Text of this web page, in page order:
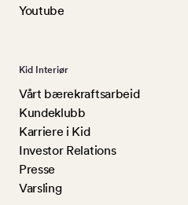
Youtube
Kid Interiør
Vårt bærekraftsarbeid
Kundeklubb
Karriere i Kid
Investor Relations
Presse
Varsling